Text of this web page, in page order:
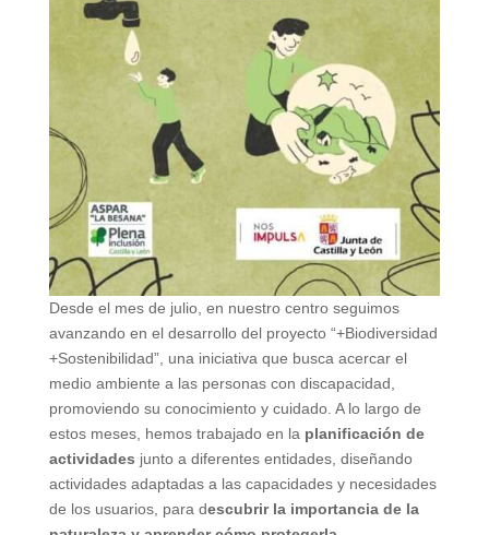
Desde el mes de julio, en nuestro centro seguimos
avanzando en el desarrollo del proyecto “+Biodiversidad
+Sostenibilidad”, una iniciativa que busca acercar el
medio ambiente a las personas con discapacidad,
promoviendo su conocimiento y cuidado. A lo largo de
estos meses, hemos trabajado en la planificación de
actividades junto a diferentes entidades, diseñando
actividades adaptadas a las capacidades y necesidades
de los usuarios, para descubrir la importancia de la